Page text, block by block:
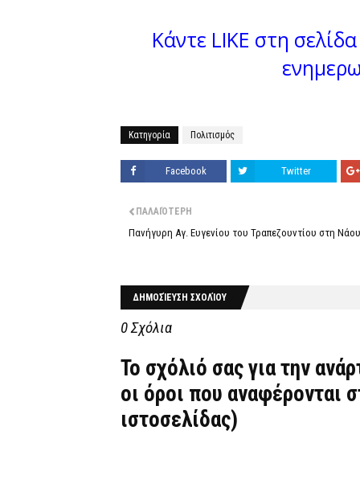
Κάντε LIKE στη
Κατηγορία Πολιτισμός
Facebook Twitter
ΠΑΛΑΙΌΤΕΡΗ
Πανήγυρη Αγ. Ευγενίου του Τραπεζουντίου στη
ΔΗΜΟΣΊΕΥΣΗ ΣΧΟΛΊΟΥ
0 Σχόλια
Το σχόλιό σας για την
οι όροι που αναφέρονται
ιστοσελίδας)